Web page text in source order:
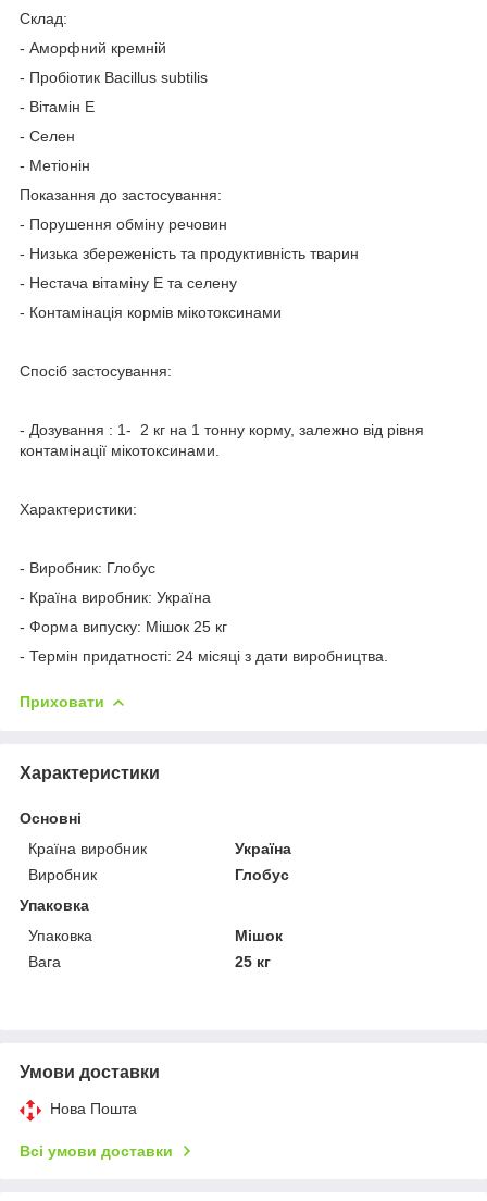
Склад:
- Аморфний кремній
- Пробіотик Bacillus subtilis
- Вітамін Е
- Селен
- Метіонін
Показання до застосування:
- Порушення обміну речовин
- Низька збереженість та продуктивність тварин
- Нестача вітаміну Е та селену
- Контамінація кормів мікотоксинами
Спосіб застосування:
- Дозування : 1- 2 кг на 1 тонну корму, залежно від рівня
контамінації мікотоксинами.
Характеристики:
- Виробник: Глобус
- Країна виробник: Україна
- Форма випуску: Мішок 25 кг
- Термін придатності: 24 місяці з дати виробництва.
Приховати
Характеристики
Основні
Країна виробник
Україна
Виробник
Глобус
Упаковка
Упаковка
Мішок
Вага
25 кг
Умови доставки
Нова Пошта
Всі умови доставки